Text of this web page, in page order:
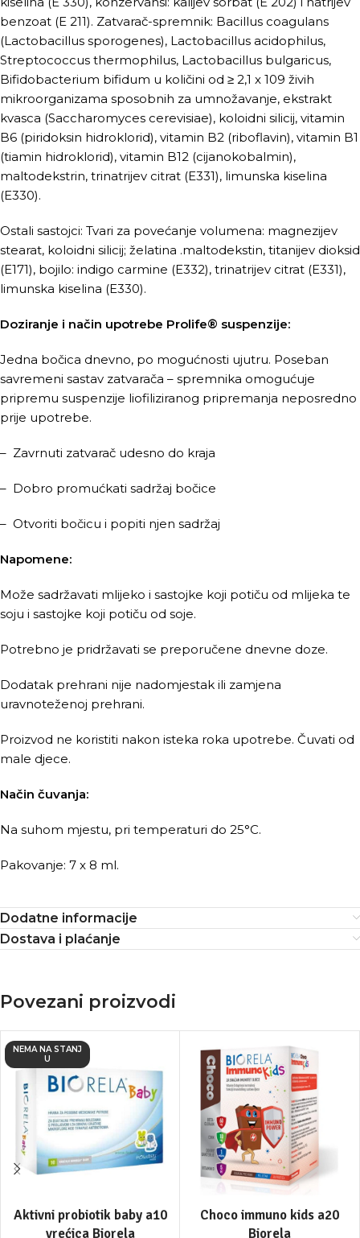
benzoat (E 211). Zatvarač-spremnik: Bacillus coagulans
(Lactobacillus sporogenes), Lactobacillus acidophilus,
Streptococcus thermophilus, Lactobacillus bulgaricus,
Bifidobacterium bifidum u količini od ≥ 2,1 x 109 živih
mikroorganizama sposobnih za umnožavanje, ekstrakt
kvasca (Saccharomyces cerevisiae), koloidni silicij, vitamin
B6 (piridoksin hidroklorid), vitamin B2 (riboflavin), vitamin B1
(tiamin hidroklorid), vitamin B12 (cijanokobalmin),
maltodekstrin, trinatrijev citrat (E331), limunska kiselina
(E330).
Ostali sastojci: Tvari za povećanje volumena: magnezijev
stearat, koloidni silicij; želatina .maltodekstin, titanijev dioksid
(E171), bojilo: indigo carmine (E332), trinatrijev citrat (E331),
limunska kiselina (E330).
Doziranje i način upotrebe Prolife® suspenzije:
Jedna bočica dnevno, po mogućnosti ujutru. Poseban
savremeni sastav zatvarača – spremnika omogućuje
pripremu suspenzije liofiliziranog pripremanja neposredno
prije upotrebe.
– Zavrnuti zatvarač udesno do kraja
– Dobro promućkati sadržaj bočice
– Otvoriti bočicu i popiti njen sadržaj
Napomene:
Može sadržavati mlijeko i sastojke koji potiču od mlijeka te
soju i sastojke koji potiču od soje.
Potrebno je pridržavati se preporučene dnevne doze.
Dodatak prehrani nije nadomjestak ili zamjena
uravnoteženoj prehrani.
Proizvod ne koristiti nakon isteka roka upotrebe. Čuvati od
male djece.
Način čuvanja:
Na suhom mjestu, pri temperaturi do 25°C.
Pakovanje: 7 x 8 ml.
Dodatne informacije
Dostava i plaćanje
Povezani proizvodi
NEMA NA STANJ
U
Aktivni probiotik baby a10
vrećica Biorela
Choco immuno kids a20
Biorela